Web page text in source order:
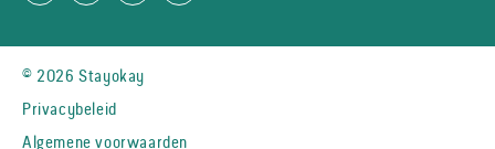
© 2026 Stayokay
Privacybeleid
Algemene voorwaarden